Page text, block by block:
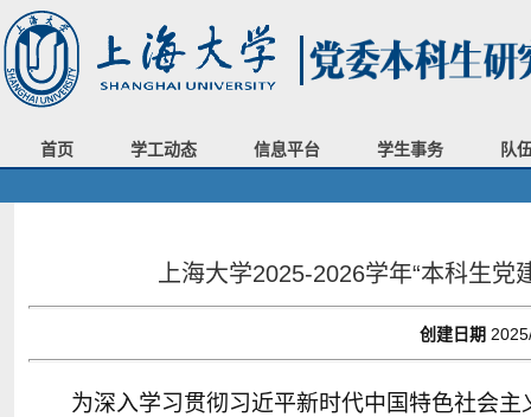
首页 学工动态 信息平台 学生事务 队
上海大学2025-2026学年“本科生
创建日期
为深入学习贯彻习近平新时代中国特色社会